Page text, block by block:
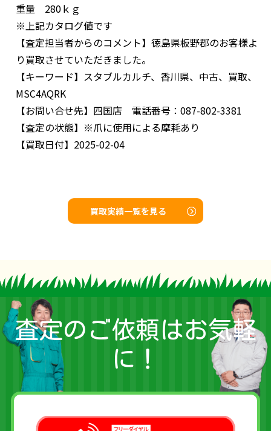
重量 280ｋｇ
※上記カタログ値です
【査定担当者からのコメント】 徳島県板野郡のお客様よ
り買取させていただきました。
【キーワード】 スタブルカルチ、香川県、中古、買取、
MSC4AQRK
【お問い合せ先】 四国店 電話番号：087-802-3381
【査定の状態】 ※爪に使用による摩耗あり
【買取日付】 2025-02-04
買取実績一覧を見る
査定のご依頼はお気軽
に！